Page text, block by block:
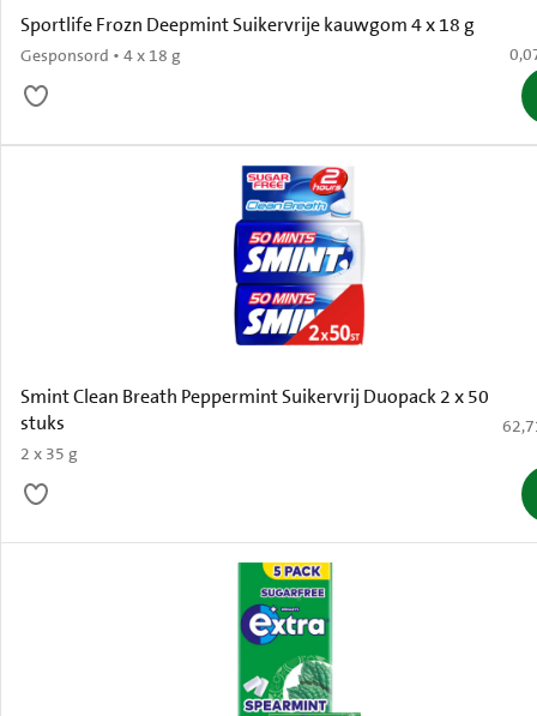
Sportlife Frozn Deepmint Suikervrije kauwgom 4 x 18 g
Gesponsord • 4 x 18 g €
Smint Clean Breath Peppermint Suikervrij Duopack 2 x 50
stuks
2 x 35 g
€